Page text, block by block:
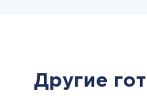
Другие